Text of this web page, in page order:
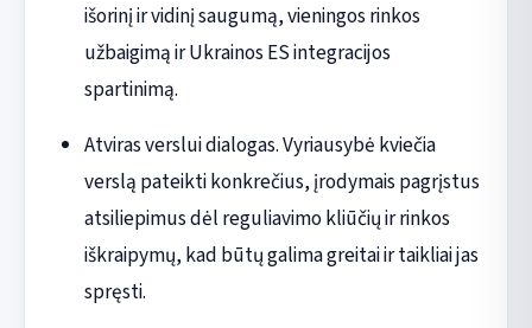
išorinį ir vidinį saugumą, vieningos rinkos
užbaigimą ir Ukrainos ES integracijos
spartinimą.
Atviras verslui dialogas. Vyriausybė kviečia
verslą pateikti konkrečius, įrodymais pagrįstus
atsiliepimus dėl reguliavimo kliūčių ir rinkos
iškraipymų, kad būtų galima greitai ir taikliai jas
spręsti.